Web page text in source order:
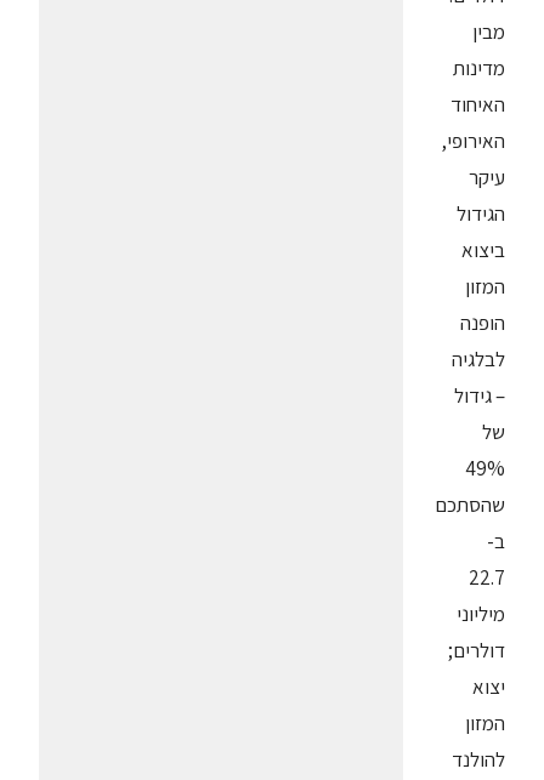
מבין
מדינות
האיחוד
האירופי,
עיקר
הגידול
ביצוא
המזון
הופנה
לבלגיה
– גידול
של
49%
שהסתכם
ב-
22.7
מיליוני
דולרים;
יצוא
המזון
להולנד